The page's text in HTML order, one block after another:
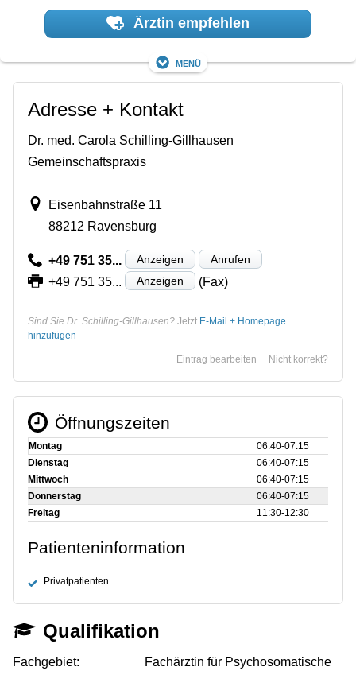
Ärztin empfehlen
Menü
Adresse + Kontakt
Dr. med. Carola Schilling-Gillhausen
Gemeinschaftspraxis
Eisenbahnstraße 11
88212 Ravensburg
+49 751 35... Anzeigen Anrufen
+49 751 35... Anzeigen (Fax)
Sind Sie Dr. Schilling-Gillhausen? Jetzt E-Mail + Homepage
hinzufügen
Nicht korrekt?
Eintrag bearbeiten
Öffnungszeiten
Montag
06:40‑07:15
Dienstag
06:40‑07:15
Mittwoch
06:40‑07:15
Donnerstag
06:40‑07:15
Freitag
11:30‑12:30
Patienteninformation
Privatpatienten
Qualifikation
Fachgebiet:
Fachärztin für Psychosomatische